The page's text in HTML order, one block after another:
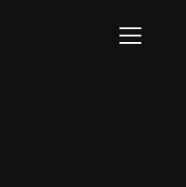
Info